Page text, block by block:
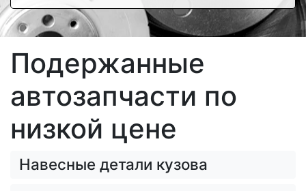
Подержанные
автозапчасти по
низкой цене
Навесные детали кузова